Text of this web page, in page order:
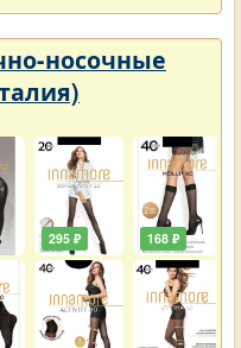
носочные
295 ₽ 168 ₽